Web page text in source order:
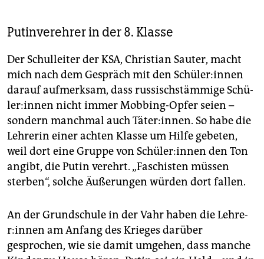
Putinverehrer in der 8. Klasse
Der Schulleiter der KSA, Christian Sauter, macht
mich nach dem Gespräch mit den Schüler:in­nen
darauf aufmerksam, dass russischstämmige Schü­
le­r:in­nen nicht immer Mobbing-Opfer seien –
sondern manchmal auch Täter:innen. So habe die
Lehrerin einer achten Klasse um Hilfe gebeten,
weil dort eine Gruppe von Schüler:in­nen den Ton
angibt, die Putin verehrt. „Faschisten müssen
sterben“, solche Äußerungen würden dort fallen.
An der Grundschule in der Vahr haben die Leh­re­
r:in­nen am Anfang des Krieges darüber
gesprochen, wie sie damit umgehen, dass manche